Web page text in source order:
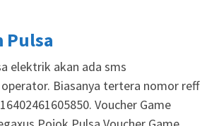
Pulsa
elektrik akan ada sms
Biasanya tertera nomor reff
Voucher Game